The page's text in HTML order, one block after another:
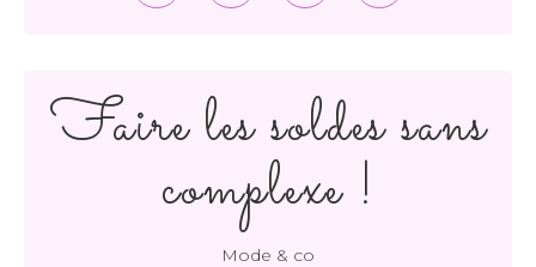
Faire les soldes sans
complexe !
Mode & co